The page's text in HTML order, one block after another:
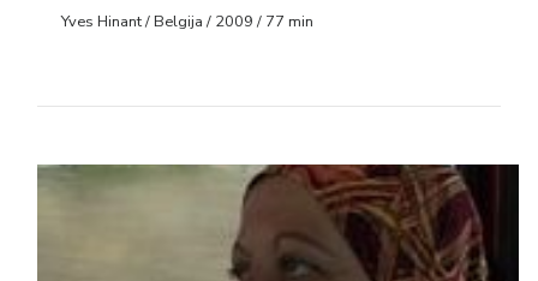
Yves Hinant / Belgija / 2009 / 77 min